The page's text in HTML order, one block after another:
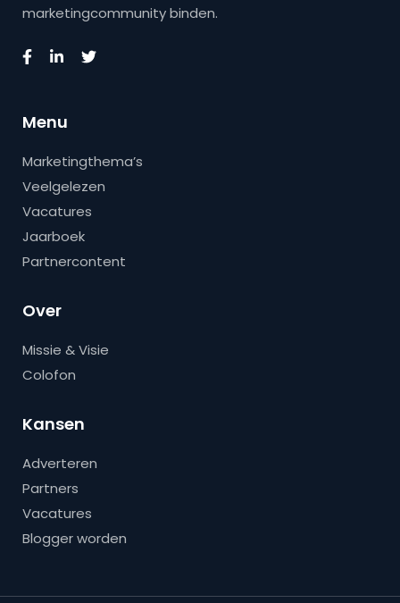
marketingcommunity binden.
Menu
Marketingthema’s
Veelgelezen
Vacatures
Jaarboek
Partnercontent
Over
Missie & Visie
Colofon
Kansen
Adverteren
Partners
Vacatures
Blogger worden